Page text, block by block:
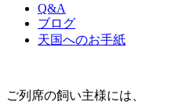
Q&A
ブログ
天国へのお手紙
ご列席の飼い主様には、